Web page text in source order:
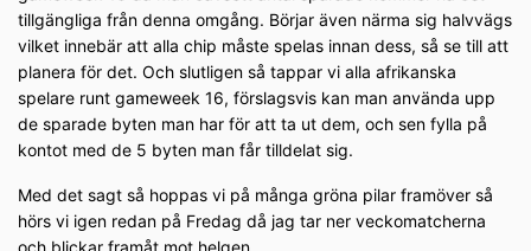
tillgängliga från denna omgång. Börjar även närma sig halvvägs
vilket innebär att alla chip måste spelas innan dess, så se till att
planera för det. Och slutligen så tappar vi alla afrikanska
spelare runt gameweek 16, förslagsvis kan man använda upp
de sparade byten man har för att ta ut dem, och sen fylla på
kontot med de 5 byten man får tilldelat sig.
Med det sagt så hoppas vi på många gröna pilar framöver så
hörs vi igen redan på Fredag då jag tar ner veckomatcherna
och blickar framåt mot helgen.